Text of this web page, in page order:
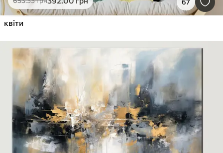
67
квіти